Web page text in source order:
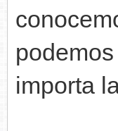
importa